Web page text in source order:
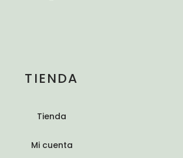
TIENDA
Tienda
Mi cuenta